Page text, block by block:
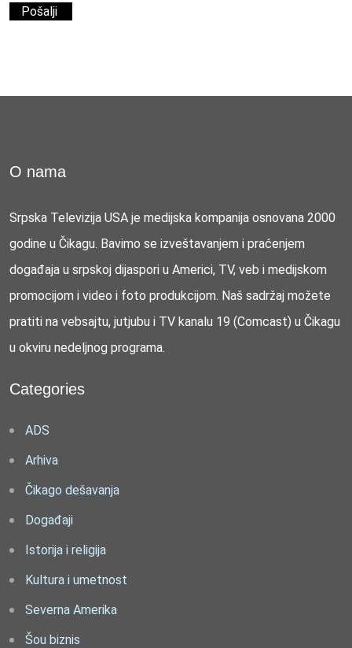
O nama
Srpska Televizija USA je medijska kompanija osnovana 2000
godine u Čikagu. Bavimo se izveštavanjem i praćenjem
događaja u srpskoj dijaspori u Americi, TV, veb i medijskom
promocijom i video i foto produkcijom. Naš sadržaj možete
pratiti na vebsajtu, jutjubu i TV kanalu 19 (Comcast) u Čikagu
u okviru nedeljnog programa.
Categories
ADS
Arhiva
Čikago dešavanja
Događaji
Istorija i religija
Kultura i umetnost
Severna Amerika
Šou biznis